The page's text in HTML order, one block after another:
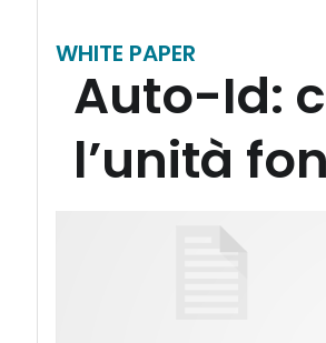
WHITE PAPER
Auto-Id:
l’unità